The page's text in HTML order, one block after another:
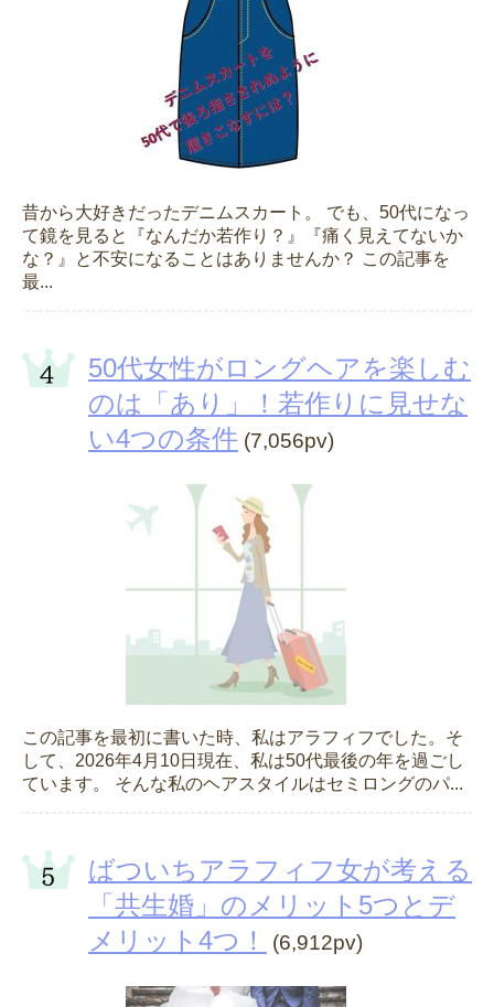
昔から大好きだったデニムスカート。 でも、50代になっ
て鏡を見ると『なんだか若作り？』『痛く見えてないか
な？』と不安になることはありませんか？ この記事を
最...
50代女性がロングヘアを楽しむ
のは「あり」！若作りに見せな
い4つの条件 (7,056pv)
この記事を最初に書いた時、私はアラフィフでした。そ
して、2026年4月10日現在、私は50代最後の年を過ごし
ています。 そんな私のヘアスタイルはセミロングのパ...
ばついちアラフィフ女が考える
「共生婚」のメリット5つとデ
メリット4つ！
(6,912pv)